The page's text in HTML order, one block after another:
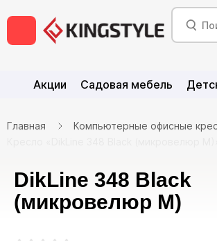
Акции Садовая мебель
Главная
Компьютерные офисные
DikLine 348 Black
(микровелюр M)